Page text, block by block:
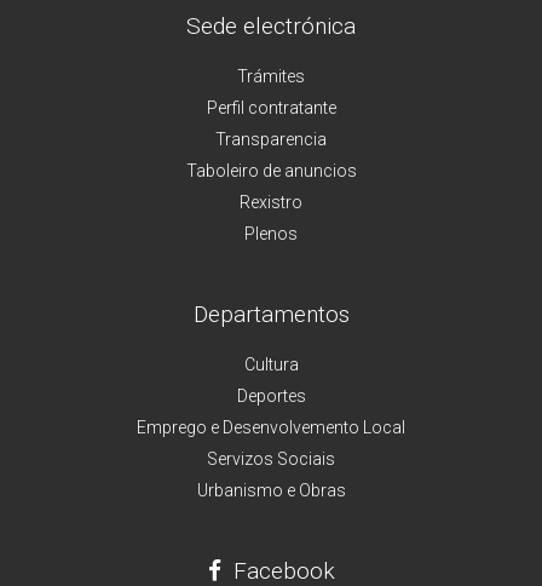
Sede electrónica
Trámites
Perfil contratante
Transparencia
Taboleiro de anuncios
Rexistro
Plenos
Departamentos
Cultura
Deportes
Emprego e Desenvolvemento Local
Servizos Sociais
Urbanismo e Obras
Facebook